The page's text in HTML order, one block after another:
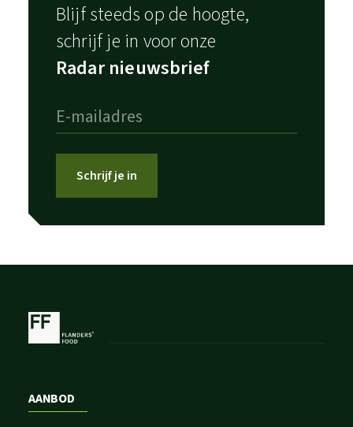
Blijf steeds op de hoogte,
schrijf je in voor onze
Radar nieuwsbrief
Schrijf je in
AANBOD